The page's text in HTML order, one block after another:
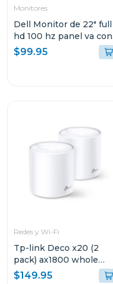
Monitores
Dell Monitor de 22" full
hd 100 hz panel va con
hdmi y vga
$99.95
Redes y Wi-Fi
Tp-link Deco x20 (2
pack) ax1800 whole
home mesh
$149.95